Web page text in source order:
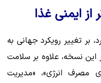
ایمنی غذا
بر تغییر رویکرد جهانی به
این نسخه، علاوه بر سلامت
مصرف انرژی»، «مدیریت